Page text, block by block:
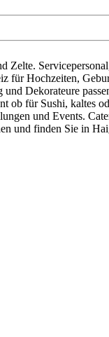
für Hochzeiten,
Dekorateure
für Sushi, kaltes
und Events.
und finden Sie in